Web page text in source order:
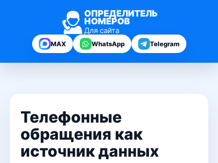
ОПРЕДЕЛИТЕЛЬ
НОМЕРОВ
Для сайта
MAX WhatsApp Telegram
Телефонные
обращения как
источник данных